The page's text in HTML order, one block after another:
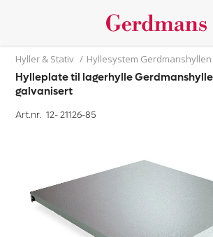
Hyller & Stativ / Hyllesystem Gerdmanshyllen
Hylleplate til lagerhylle
galvanisert
Art.nr. 12-21126-85